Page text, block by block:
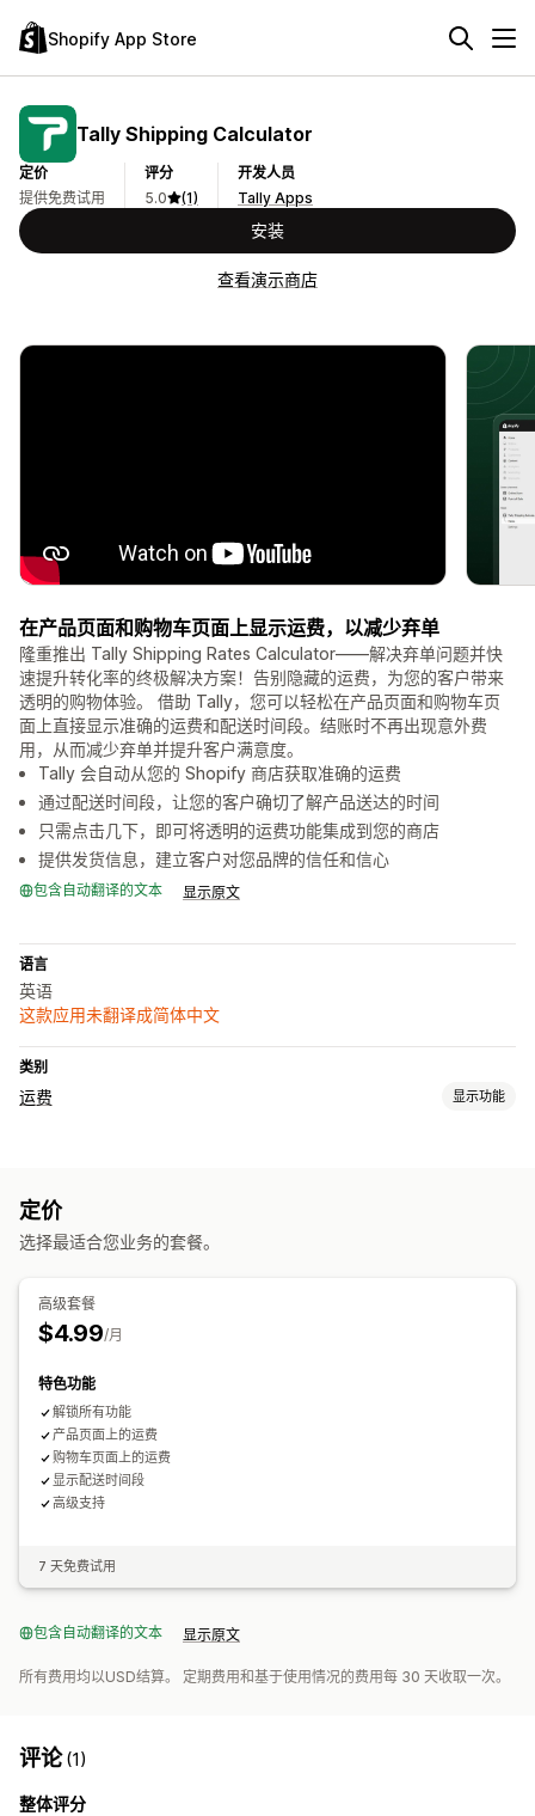
Shopify App Store
Tally Shipping Calculator
定价
提供免费试用
评分
5.0
(1)
开发人员
Tally Apps
安装
查看演示商店
在产品页面和购物车页面上显示运费，以减少弃单
隆重推出 Tally Shipping Rates Calculator——解决弃单问题并快
速提升转化率的终极解决方案！告别隐藏的运费，为您的客户带来
透明的购物体验。 借助 Tally，您可以轻松在产品页面和购物车页
面上直接显示准确的运费和配送时间段。结账时不再出现意外费
用，从而减少弃单并提升客户满意度。
Tally 会自动从您的 Shopify 商店获取准确的运费
通过配送时间段，让您的客户确切了解产品送达的时间
只需点击几下，即可将透明的运费功能集成到您的商店
提供发货信息，建立客户对您品牌的信任和信心
包含自动翻译的文本 显示原文
语言
英语
这款应用未翻译成简体中文
类别
运费 显示功能
基于数量
自定义规则
定价
选择最适合您业务的套餐。
高级套餐
$4.99/月
特色功能
解锁所有功能
产品页面上的运费
购物车页面上的运费
显示配送时间段
高级支持
7 天免费试用
包含自动翻译的文本 显示原文
所有费用均以USD结算。 定期费用和基于使用情况的费用每 30 天收取一次。
评论(1)
整体评分